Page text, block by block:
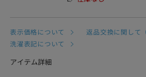
表示価格について 返品交換に関して
洗濯表記について
アイテム詳細